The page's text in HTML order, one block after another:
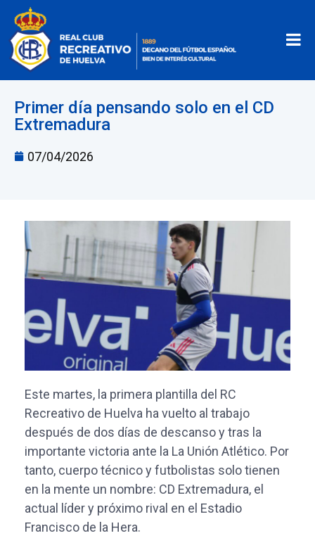
Primer día pensando solo en el CD
Extremadura
07/04/2026
Este martes, la primera plantilla del RC
Recreativo de Huelva ha vuelto al trabajo
después de dos días de descanso y tras la
importante victoria ante la La Unión Atlético. Por
tanto, cuerpo técnico y futbolistas solo tienen
en la mente un nombre: CD Extremadura, el
actual líder y próximo rival en el Estadio
Francisco de la Hera.